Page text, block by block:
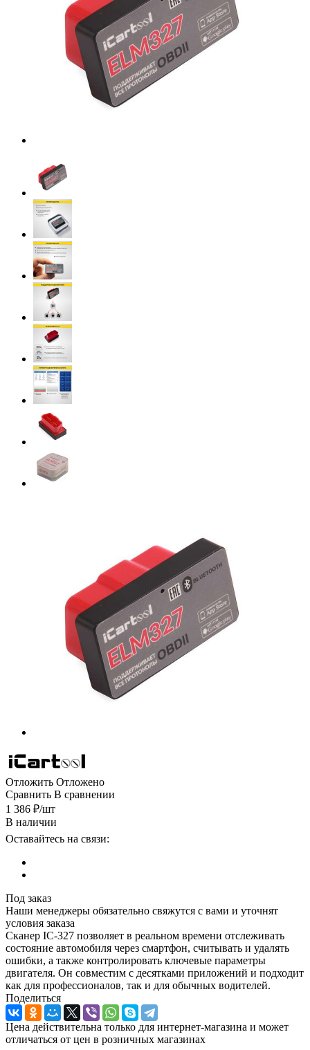
Отложить Отложено
Сравнить В сравнении
1 386 ₽/шт
В наличии
Оставайтесь на связи:
Под заказ
Наши менеджеры обязательно свяжутся с вами и уточнят
условия заказа
Сканер IC-327 позволяет в реальном времени отслеживать
состояние автомобиля через смартфон, считывать и удалять
ошибки, а также контролировать ключевые параметры
двигателя. Он совместим с десятками приложений и подходит
как для профессионалов, так и для обычных водителей.
Поделиться
Цена действительна только для интернет-магазина и может
отличаться от цен в розничных магазинах